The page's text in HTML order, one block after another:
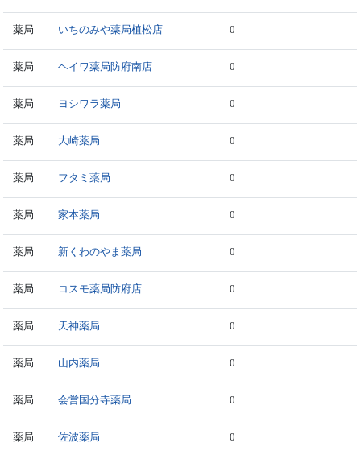
薬局 いちのみや薬局植松店 0
薬局 ヘイワ薬局防府南店 0
薬局 ヨシワラ薬局 0
薬局 大崎薬局 0
薬局 フタミ薬局 0
薬局 家本薬局 0
薬局 新くわのやま薬局 0
薬局 コスモ薬局防府店 0
薬局 天神薬局 0
薬局 山内薬局 0
薬局 会営国分寺薬局 0
薬局 佐波薬局 0